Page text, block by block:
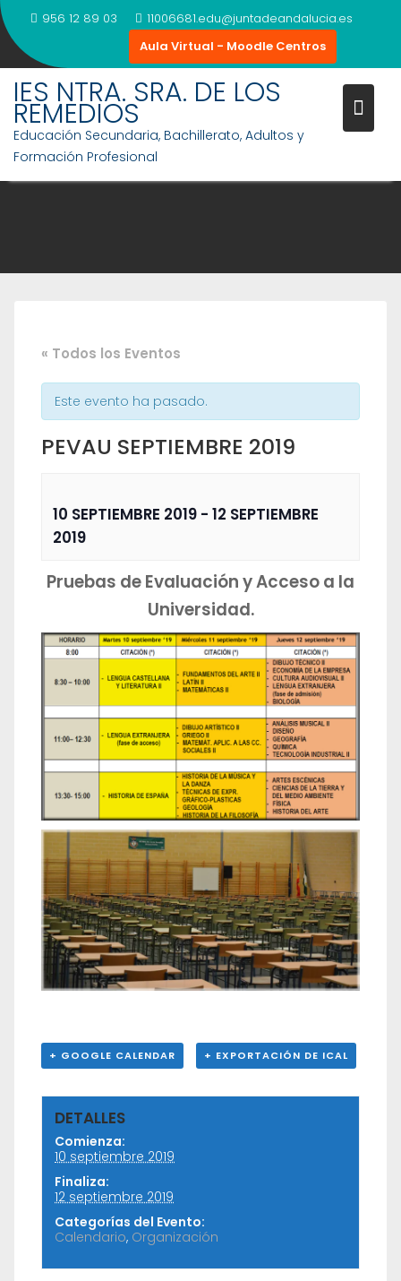
Saltar
al
contenido
956 12 89 03
11006681.edu@juntadeandalucia.es
Aula Virtual - Moodle Centros
IES NTRA. SRA. DE LOS
REMEDIOS
Educación Secundaria, Bachillerato, Adultos y
Formación Profesional
« Todos los Eventos
Este evento ha pasado.
PEVAU SEPTIEMBRE 2019
10 SEPTIEMBRE 2019 - 12 SEPTIEMBRE
2019
Pruebas de Evaluación y Acceso a la
Universidad.
+ GOOGLE CALENDAR + EXPORTACIÓN DE ICAL
DETALLES
Comienza:
10 septiembre 2019
Finaliza:
12 septiembre 2019
Categorías del Evento:
Calendario, Organización